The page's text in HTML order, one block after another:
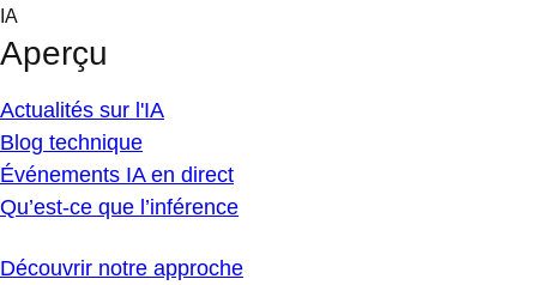
Skip
content
IA
Aperçu
Actualités sur l'IA
Blog technique
Événements IA en direct
Qu’est-ce que l’inférence
Découvrir notre approche